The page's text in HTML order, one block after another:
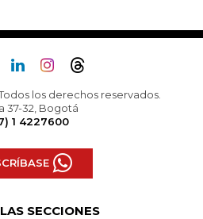
los derechos reservados.
37-32, Bogotá
1 4227600
SECCIONES